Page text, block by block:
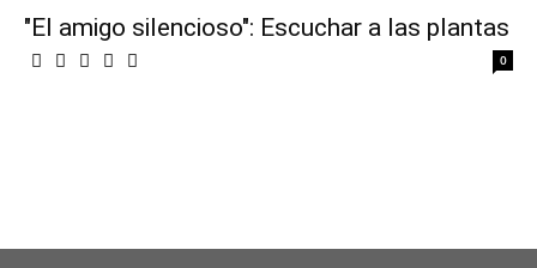
"El amigo silencioso": Escuchar a las plantas
0